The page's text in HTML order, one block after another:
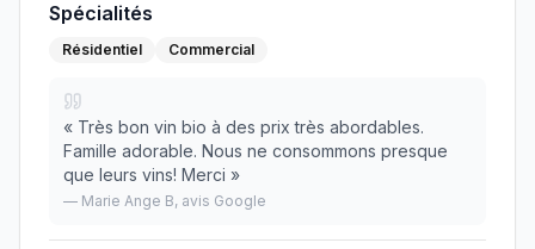
Spécialités
Résidentiel Commercial
« Très bon vin bio à des prix très abordables.
Famille adorable. Nous ne consommons presque
que leurs vins! Merci »
— Marie Ange B, avis Google